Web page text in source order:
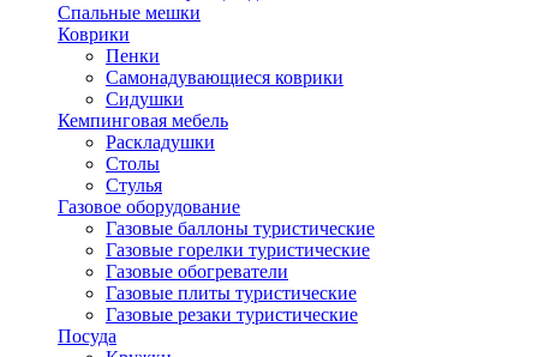
Спальные мешки
Коврики
Пенки
Самонадувающиеся коврики
Сидушки
Кемпинговая мебель
Раскладушки
Столы
Стулья
Газовое оборудование
Газовые баллоны туристические
Газовые горелки туристические
Газовые обогреватели
Газовые плиты туристические
Газовые резаки туристические
Посуда